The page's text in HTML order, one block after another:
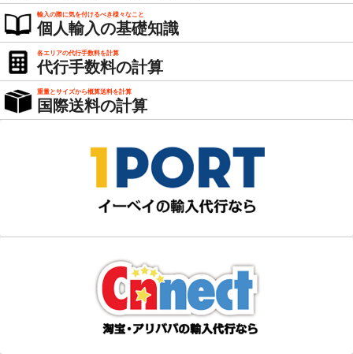
輸入の際に気を付けるべき様々なこと
個人輸入の基礎知識
各エリアの代行手数料を計算
代行手数料の計算
重量とサイズから概算送料を計算
国際送料の計算